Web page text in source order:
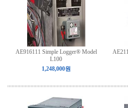
AE916111 Simple Logger® Model
L100
1,248,000원